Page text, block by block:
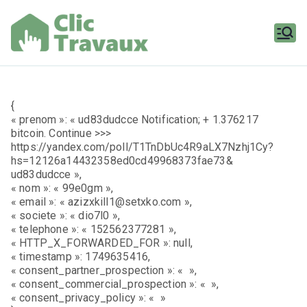
contenu
{
« prenom »: « ud83dudcce Notification; + 1.376217
bitcoin. Continue >>>
https://yandex.com/poll/T1TnDbUc4R9aLX7Nzhj1Cy?
hs=12126a14432358ed0cd49968373fae73&
ud83dudcce »,
« nom »: « 99e0gm »,
« email »: « azizxkill1@setxko.com »,
« societe »: « dio7l0 »,
« telephone »: « 152562377281 »,
« HTTP_X_FORWARDED_FOR »: null,
« timestamp »: 1749635416,
« consent_partner_prospection »: « »,
« consent_commercial_prospection »: « »,
« consent_privacy_policy »: « »